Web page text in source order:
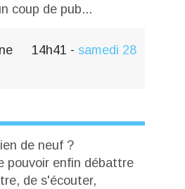
coup de pub...
14h41 - samedi 28
de neuf ?
pouvoir enfin débattre
de s'écouter,